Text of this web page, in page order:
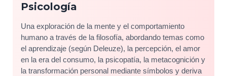
Psicología
Una exploración de la mente y el comportamiento
humano a través de la filosofía, abordando temas como
el aprendizaje (según Deleuze), la percepción, el amor
en la era del consumo, la psicopatía, la metacognición y
la transformación personal mediante símbolos y deriva